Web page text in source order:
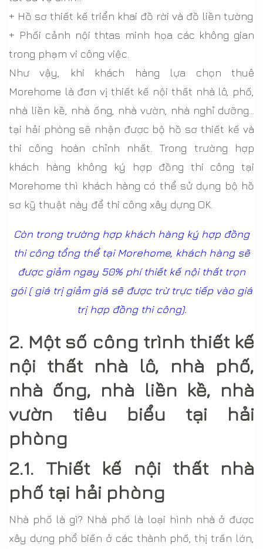
+ Hồ sơ thiết kế triển khai đồ rời và đồ liền tường
+ Phối cảnh nội thtas minh họa các không gian
trong phạm vi công việc.
Như vậy, khi khách hàng lựa chọn thuê
Morehome là đơn vị thiết kế nội thất nhà lô, phố,
nhà liền kề, nhà ống, nhà vườn, nhà nghỉ dưỡng…
tại hải phòng sẽ nhận được bộ hồ sơ thiết kế và
thi công hoàn chỉnh nhất. Trong trường hợp
khách hàng không ký hợp đồng thi công tại
Morehome thì khách hàng có thể sử dụng bộ hồ
sơ kỹ thuật này để thi công xây dựng OK.
Còn trong trường hợp khách hàng ký hợp đồng
thi công tổng thể tại Morehome, khách hàng sẽ
được giảm ngay 50% phí thiết kế nội thất trọn
gói ( giá trị giảm giá sẽ được trừ trực tiếp vào giá
trị hợp đồng thi công).
2. Một số công trình thiết kế
nội thất nhà lô, nhà phố,
nhà ống, nhà liền kề, nhà
vườn tiêu biểu tại hải
phòng
2.1. Thiết kế nội thất nhà
phố tại hải phòng
Nhà phố là gì? Nhà phố là loại hình nhà ở được
xây dựng phổ biến ở các thành phố, thị trấn lớn,